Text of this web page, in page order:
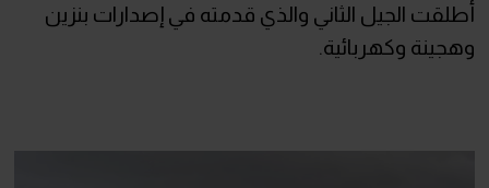
أطلقت الجيل الثاني والذي قدمته في إصدارات بنزين
وهجينة وكهربائية.